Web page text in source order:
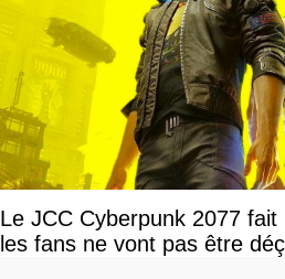
Le JCC Cyberpunk 2077
les fans ne vont pas être